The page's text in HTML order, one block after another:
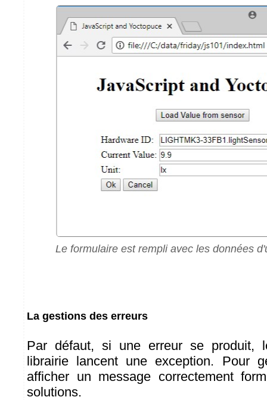
Le formulaire est rempli avec les données
La gestions des erreurs
Par défaut, si une erreur se produit,
librairie lancent une exception. Pour
afficher un message correctement
solutions.